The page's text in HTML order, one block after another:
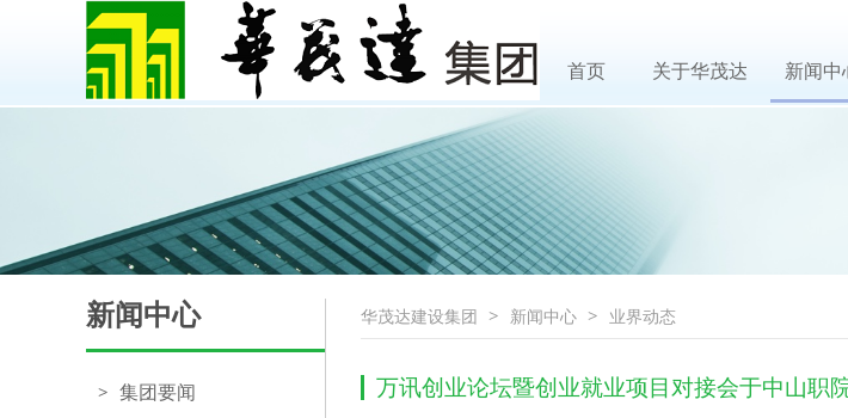
首页 关于华茂达 新闻中
新闻中心
> 集团要闻
华茂达建设集团 > 新闻中心 > 业界动态
万讯创业论坛暨创业就业项目对接会于中山职